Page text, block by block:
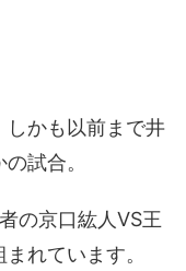
しかも以前まで井
試合。
の京口紘人VS王
れています。